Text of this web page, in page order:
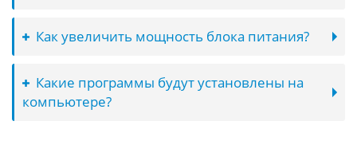
Как увеличить мощность блока питания?
Какие программы будут установлены на
компьютере?